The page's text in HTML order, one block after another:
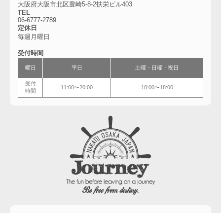
大阪府大阪市北区豊崎5-8-2扶栄ビル403
TEL
06-6777-2789
定休日
毎週月曜日
受付時間
曜日 平日 土曜・ 日曜・祝日
受付
時間
11:00〜20:00 10:00〜18:00